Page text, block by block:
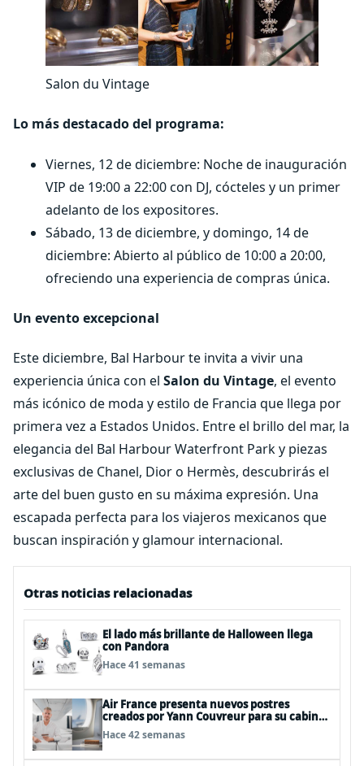
Salon du Vintage
Lo más destacado del programa:
Viernes, 12 de diciembre: Noche de inauguración
VIP de 19:00 a 22:00 con DJ, cócteles y un primer
adelanto de los expositores.
Sábado, 13 de diciembre, y domingo, 14 de
diciembre: Abierto al público de 10:00 a 20:00,
ofreciendo una experiencia de compras única.
Un evento excepcional
Este diciembre, Bal Harbour te invita a vivir una
experiencia única con el Salon du Vintage, el evento
más icónico de moda y estilo de Francia que llega por
primera vez a Estados Unidos. Entre el brillo del mar, la
elegancia del Bal Harbour Waterfront Park y piezas
exclusivas de Chanel, Dior o Hermès, descubrirás el
arte del buen gusto en su máxima expresión. Una
escapada perfecta para los viajeros mexicanos que
buscan inspiración y glamour internacional.
Otras noticias relacionadas
El lado más brillante de Halloween llega
con Pandora
Hace 41 semanas
Air France presenta nuevos postres
creados por Yann Couvreur para su cabina
Business
Hace 42 semanas